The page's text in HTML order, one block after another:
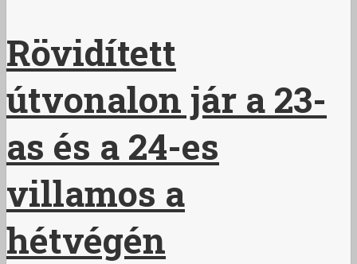
Rövidített
útvonalon jár a 23-
as és a 24-es
villamos a
hétvégén